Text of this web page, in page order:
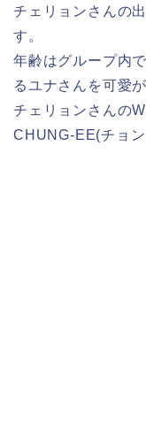
チェリョンさんの
す。
年齢はグループ内
るユナさんを可愛
チェリョンさんの
CHUNG-EE(チョン